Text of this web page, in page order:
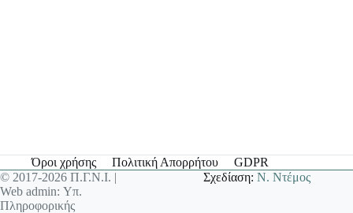
Όροι χρήσης Πολιτική Απορρήτου
GDPR
© 2017-2026 Π.Γ.Ν.Ι. |
Web admin: Υπ.
Πληροφορικής
Σχεδίαση:Ν. Ντέμος